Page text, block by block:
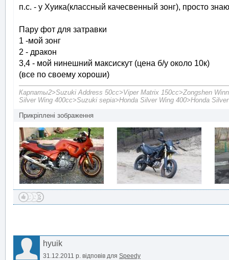
п.с. - у Хуика(классный качесвенный зонг), просто
Пару фот для затравки
1 -мой зонг
2 - дракон
3,4 - мой нинешний максискут (цена б/у около 10к)
(все по своему хороши)
Карпаты2>Suzuki Address 50cc>Viper Matrix 150cc>Zongshen
Silver Wing 400cc>Suzuki sepia>Honda Silver Wing 400>Honda
Прикріплені зображення
hyuik
31.12.2011 р. відповів для Speedy